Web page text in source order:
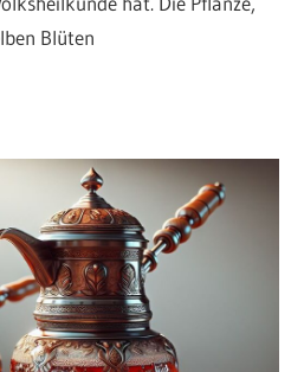
Blüten